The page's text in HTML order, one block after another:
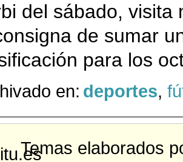
del sábado, visita
de sumar
para los
en: deportes,
Temas elaborados